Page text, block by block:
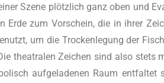
Sze­ne plötz­lich ganz oben und
Erde zum Vor­schein, die in ihrer
um die Tro­cken­le­gung der
thea­tra­len Zei­chen sind also stets
auf­ge­la­de­nen Raum ent­fal­tet